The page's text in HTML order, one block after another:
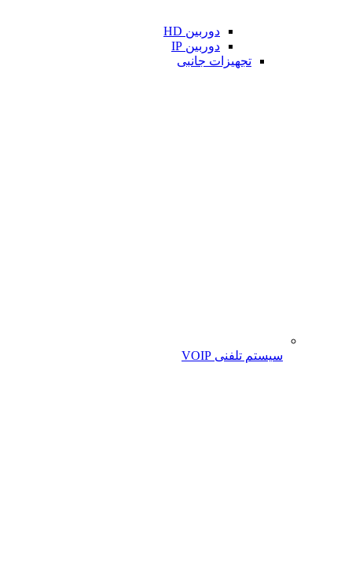
دوربین HD
دوربین IP
تجهیزات جانبی
سیستم تلفنی VOIP